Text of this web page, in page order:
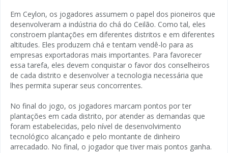
Em Ceylon, os jogadores assumem o papel dos pioneiros que
desenvolveram a indústria do chá do Ceilão. Como tal, eles
constroem plantações em diferentes distritos e em diferentes
altitudes. Eles produzem chá e tentam vendê-lo para as
empresas exportadoras mais importantes. Para favorecer
essa tarefa, eles devem conquistar o favor dos conselheiros
de cada distrito e desenvolver a tecnologia necessária que
lhes permita superar seus concorrentes.
No final do jogo, os jogadores marcam pontos por ter
plantações em cada distrito, por atender as demandas que
foram estabelecidas, pelo nível de desenvolvimento
tecnológico alcançado e pelo montante de dinheiro
arrecadado. No final, o jogador que tiver mais pontos ganha.